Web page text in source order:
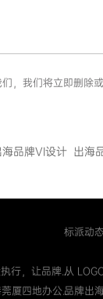
，我们将立即删除或
海品牌VI设计 出海
行，让品牌...
厦四地办公...
标派动
从
品牌出